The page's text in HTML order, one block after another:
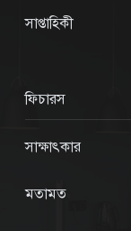
সাপ্তাহিকী
ফিচারস
সাক্ষাৎকার
মতামত